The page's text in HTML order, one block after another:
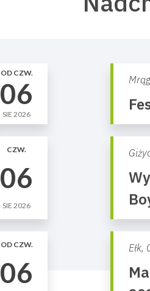
OD CZW.
06
SIE 2026
CZW.
06
SIE 2026
OD CZW.
06
Ełk,